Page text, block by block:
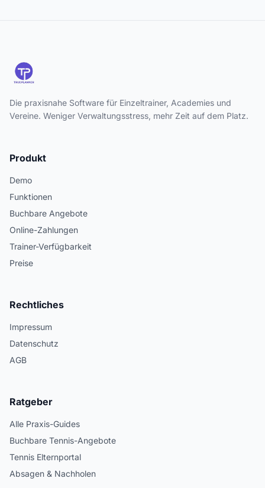
Die praxisnahe Software für Einzeltrainer, Academies und
Vereine. Weniger Verwaltungsstress, mehr Zeit auf dem Platz.
Produkt
Demo
Funktionen
Buchbare Angebote
Online-Zahlungen
Trainer-Verfügbarkeit
Preise
Rechtliches
Impressum
Datenschutz
AGB
Ratgeber
Alle Praxis-Guides
Buchbare Tennis-Angebote
Tennis Elternportal
Absagen & Nachholen